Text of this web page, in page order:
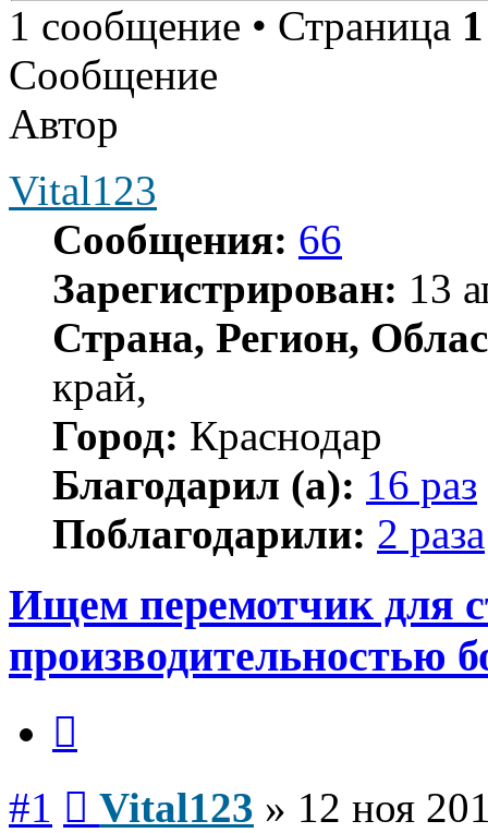
1 сообщение • Страница 1
Сообщение
Автор
Vital123
Сообщения: 66
Зарегистрирован: 13
Страна, Регион,
край,
Город: Краснодар
Благодарил (а): 16 раз
Поблагодарили: 2 раза
Ищем перемотчик для
производительностью
#1 Vital123 » 12 ноя